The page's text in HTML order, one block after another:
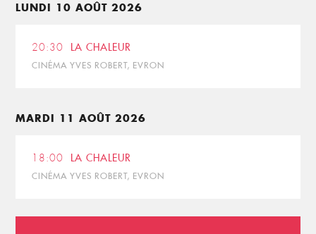
LUNDI 10 AOÛT 2026
20:30 LA CHALEUR
CINÉMA YVES ROBERT, EVRON
MARDI 11 AOÛT 2026
18:00 LA CHALEUR
CINÉMA YVES ROBERT, EVRON